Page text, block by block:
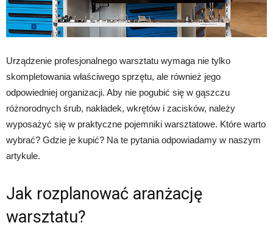
Urządzenie profesjonalnego warsztatu wymaga nie tylko
skompletowania właściwego sprzętu, ale również jego
odpowiedniej organizacji. Aby nie pogubić się w gąszczu
różnorodnych śrub, nakładek, wkrętów i zacisków, należy
wyposażyć się w praktyczne pojemniki warsztatowe. Które warto
wybrać? Gdzie je kupić? Na te pytania odpowiadamy w naszym
artykule.
Jak rozplanować aranżację
warsztatu?